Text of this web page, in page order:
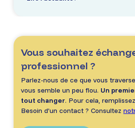
Vous souhaitez
professionnel ?
Parlez-nous de ce que vous
vous semble un peu flou. Un
tout changer. Pour cela,
Besoin d’un contact ? Consultez